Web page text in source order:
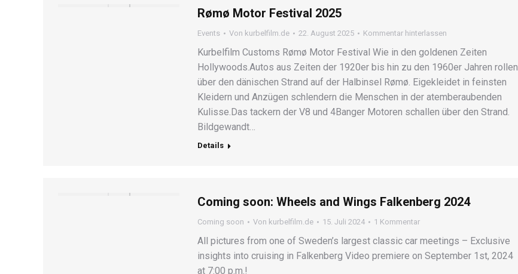
Rømø Motor Festival 2025
Events Von kurbelfilm.de 22. August 2025 Kommentar hinterlassen
Kurbelfilm Customs Rømø Motor Festival Wie in den goldenen Zeiten
Hollywoods.Autos aus Zeiten der 1920er bis hin zu den 1960er Jahren rollen
über den dänischen Strand auf der Halbinsel Rømø. Eigekleidet in feinsten
Kleidern und Anzügen schlendern die Menschen in der atemberaubenden
Kulisse.Das tackern der V8 und 4Banger Motoren schallen über den Strand.
Bildgewandt…
Details
Coming soon: Wheels and Wings Falkenberg 2024
Coming soon Von kurbelfilm.de 15. Juli 2024 1 Kommentar
All pictures from one of Sweden’s largest classic car meetings – Exclusive
insights into cruising in Falkenberg Video premiere on September 1st, 2024
at 7:00 p.m.!